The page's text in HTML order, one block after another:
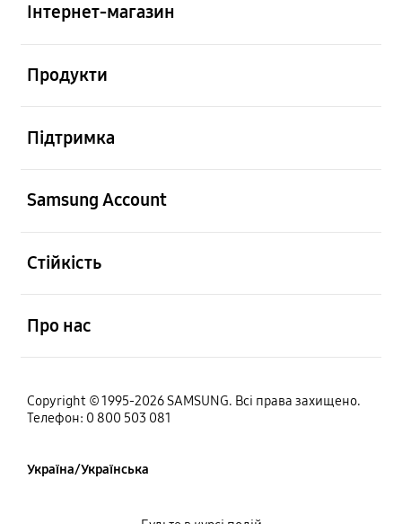
Інтернет-магазин
Продукти
Підтримка
Samsung Account
Стійкість
Про нас
Copyright © 1995-2026 SAMSUNG. Всі права захищено.
Телефон: 0 800 503 081
Україна/Українська